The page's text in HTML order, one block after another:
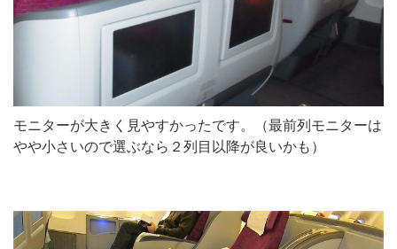
モニターが大きく見やすかったです。（最前列モニターは
やや小さいので選ぶなら２列目以降が良いかも）